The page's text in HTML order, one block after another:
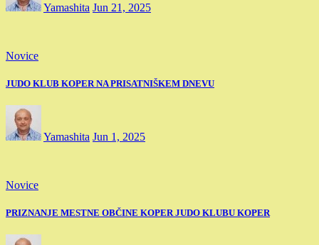
Yamashita Jun 21, 2025
Novice
JUDO KLUB KOPER NA PRISATNIŠKEM DNEVU
Yamashita Jun 1, 2025
Novice
PRIZNANJE MESTNE OBČINE KOPER JUDO KLUBU KOPER